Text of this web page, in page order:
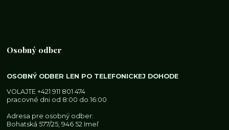
Osobný odber
OSOBNÝ ODBER LEN PO TELEFONICKEJ DOHODE
VOLAJTE+421 911 801 474
pracovné dni od 8:00 do 16:00
Adresa pre osobný odber:
Bohatská 577/25, 946 52 Imeľ